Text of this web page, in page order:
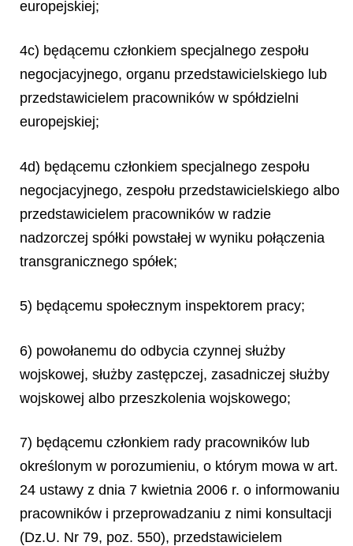
europejskiej;
4c) będącemu członkiem specjalnego zespołu
negocjacyjnego, organu przedstawicielskiego lub
przedstawicielem pracowników w spółdzielni
europejskiej;
4d) będącemu członkiem specjalnego zespołu
negocjacyjnego, zespołu przedstawicielskiego albo
przedstawicielem pracowników w radzie
nadzorczej spółki powstałej w wyniku połączenia
transgranicznego spółek;
5) będącemu społecznym inspektorem pracy;
6) powołanemu do odbycia czynnej służby
wojskowej, służby zastępczej, zasadniczej służby
wojskowej albo przeszkolenia wojskowego;
7) będącemu członkiem rady pracowników lub
określonym w porozumieniu, o którym mowa w art.
24 ustawy z dnia 7 kwietnia 2006 r. o informowaniu
pracowników i przeprowadzaniu z nimi konsultacji
(Dz.U. Nr 79, poz. 550), przedstawicielem